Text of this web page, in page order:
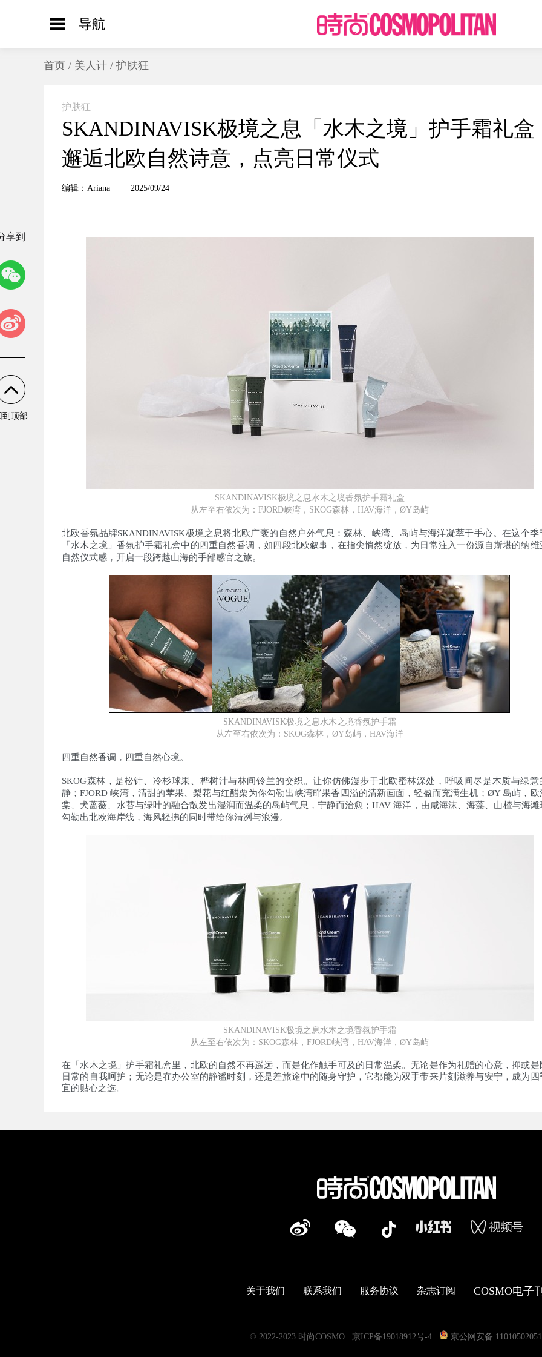
导航
首页 / 美人计 / 护肤狂
护肤狂
SKANDINAVISK极境之息「水木之境」护手霜礼盒
邂逅北欧自然诗意，点亮日常仪式
编辑：Ariana 2025/09/24
SKANDINAVISK极境之息水木之境香氛护手霜礼盒
从左至右依次为：FJORD峡湾，SKOG森林，HAV海洋，ØY岛屿
北欧香氛品牌SKANDINAVISK极境之息将北欧广袤的自然户外气息：森林、峡湾、岛屿与海洋凝萃于手心。在这个季
「水木之境」香氛护手霜礼盒中的四重自然香调，如四段北欧叙事，在指尖悄然绽放，为日常注入一份源自斯堪的纳维
自然仪式感，开启一段跨越山海的手部感官之旅。
SKANDINAVISK极境之息水木之境香氛护手霜
从左至右依次为：SKOG森林，ØY岛屿，HAV海洋
四重自然香调，四重自然心境。
SKOG森林，是松针、冷杉球果、桦树汁与林间铃兰的交织。让你仿佛漫步于北欧密林深处，呼吸间尽是木质与绿意
静；FJORD 峡湾，清甜的苹果、梨花与红醋栗为你勾勒出峡湾畔果香四溢的清新画面，轻盈而充满生机；ØY 岛屿，欧
棠、犬蔷薇、水苔与绿叶的融合散发出湿润而温柔的岛屿气息，宁静而治愈；HAV 海洋，由咸海沫、海藻、山楂与海滩
勾勒出北欧海岸线，海风轻拂的同时带给你清冽与浪漫。
SKANDINAVISK极境之息水木之境香氛护手霜
从左至右依次为：SKOG森林，FJORD峡湾，HAV海洋，ØY岛屿
在「水木之境」护手霜礼盒里，北欧的自然不再遥远，而是化作触手可及的日常温柔。无论是作为礼赠的心意，抑或是
日常的自我呵护；无论是在办公室的静谧时刻，还是差旅途中的随身守护，它都能为双手带来片刻滋养与安宁，成为四
宜的贴心之选。
享到
到顶部
关于我们 联系我们 服务协议 杂志订阅 COSMO电子
© 2022-2023 时尚COSMO 京ICP备19018912号-4 京公网安备